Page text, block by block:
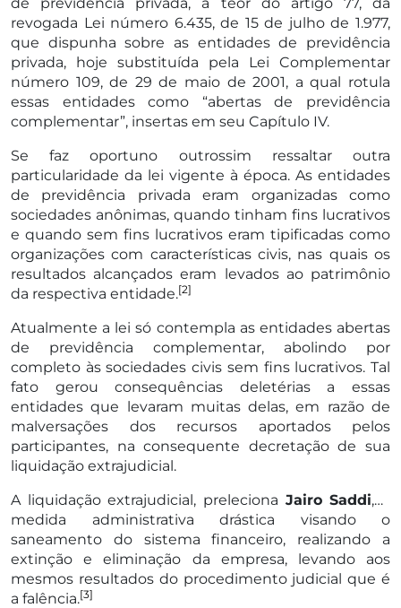
revogada Lei número 6.435, de 15 de julho de 1.977,
que dispunha sobre as entidades de previdência
privada, hoje substituída pela Lei Complementar
número 109, de 29 de maio de 2001, a qual rotula
essas entidades como “abertas de previdência
complementar”, insertas em seu Capítulo IV.
Se faz oportuno outrossim ressaltar outra
particularidade da lei vigente à época. As entidades
de previdência privada eram organizadas como
sociedades anônimas, quando tinham fins lucrativos
e quando sem fins lucrativos eram tipificadas como
organizações com características civis, nas quais os
resultados alcançados eram levados ao patrimônio
da respectiva entidade.[2]
Atualmente a lei só contempla as entidades abertas
de previdência complementar, abolindo por
completo às sociedades civis sem fins lucrativos. Tal
fato gerou consequências deletérias a essas
entidades que levaram muitas delas, em razão de
malversações dos recursos aportados pelos
participantes, na consequente decretação de sua
liquidação extrajudicial.
A liquidação extrajudicial, preleciona Jairo Saddi, é
medida administrativa drástica visando o
saneamento do sistema financeiro, realizando a
extinção e eliminação da empresa, levando aos
mesmos resultados do procedimento judicial que é
a falência.[3]